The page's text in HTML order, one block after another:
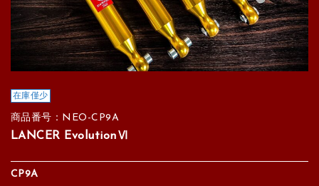
在庫僅少
商品番号：NEO-CP9A
LANCER EvolutionⅥ
CP9A